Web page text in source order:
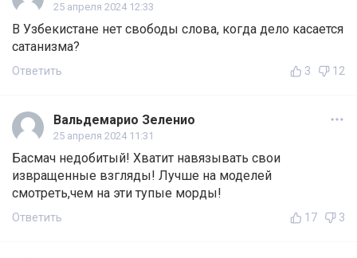
25 апреля 2024 12:33
В Узбекистане нет свободы слова, когда дело касается
сатанизма?
Ответить 3 12
Вальдемарио Зеленио
25 апреля 2024 11:31
Басмач недобитый! Хватит навязывать свои
извращенные взгляды! Лучше на моделей
смотреть,чем на эти тупые морды!
Ответить 17 3